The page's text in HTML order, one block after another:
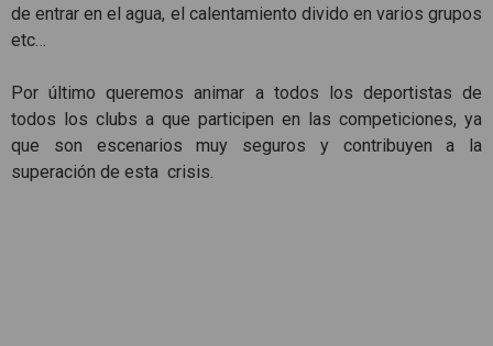
de entrar en el agua, el calentamiento divido en varios grupos
etc…
Por último queremos animar a todos los deportistas de
todos los clubs a que participen en las competiciones, ya
que son escenarios muy seguros y contribuyen a la
superación de esta crisis.